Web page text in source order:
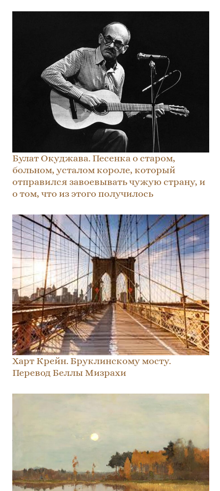
Булат Окуджава. Песенка о старом,
больном, усталом короле, который
отправился завоевывать чужую страну, и
о том, что из этого получилось
Харт Крейн. Бруклинскому мосту.
Перевод Беллы Мизрахи